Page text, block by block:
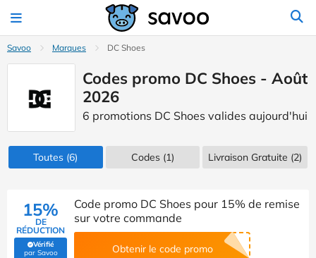
Savoo Marques DC Shoes
Codes promo DC Shoes - Août
2026
6 promotions DC Shoes valides aujourd'hui
Toutes (6) Codes(1) Livraison Gratuite (2)
15%
DE
RÉDUCTION
Vérifié
par Savoo(Vérifié par Savoo)
Code promo DC Shoes pour 15% de remise
sur votre commande
Obtenir le code promo